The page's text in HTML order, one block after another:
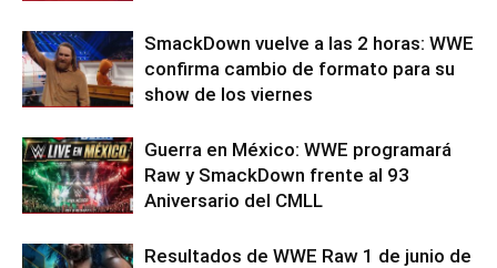
SmackDown vuelve a las 2 horas: WWE
confirma cambio de formato para su
show de los viernes
Guerra en México: WWE programará
Raw y SmackDown frente al 93
Aniversario del CMLL
Resultados de WWE Raw 1 de junio de